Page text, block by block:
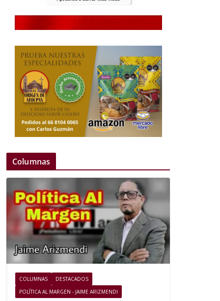
Columnas
COLUMNAS
DESTACADOS
POLÍTICA AL MARGEN - JAIME ARIZMENDI